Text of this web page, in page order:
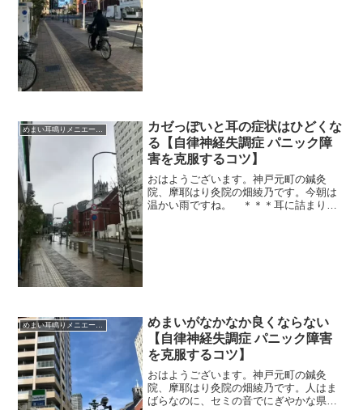
カゼっぽいと耳の症状はひどくな
る【自律神経失調症 パニック障
害を克服するコツ】
おはようございます。神戸元町の鍼灸
院、摩耶はり灸院の畑綾乃です。今朝は
温かい雨ですね。 ＊＊＊耳に詰まりが
めまいがなかなか良くならない
【自律神経失調症 パニック障害
を克服するコツ】
おはようございます。神戸元町の鍼灸
院、摩耶はり灸院の畑綾乃です。人はま
ばらなのに、セミの音でにぎやかな県庁